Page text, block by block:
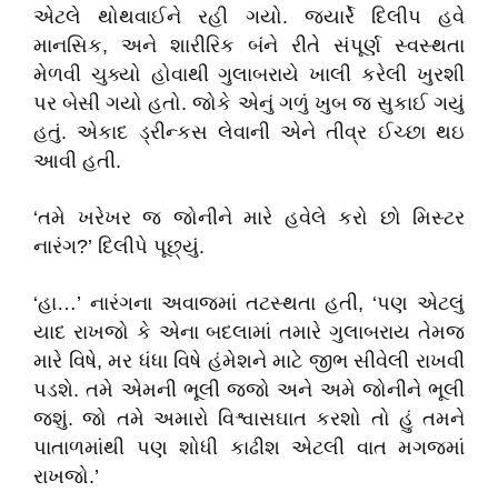
એટલે થોથવાઈને રહી ગયો. જ્યાર્રે દિલીપ હવે
માનસિક, અને શારીરિક બંને રીતે સંપૂર્ણ સ્વસ્થતા
મેળવી ચુક્યો હોવાથી ગુલાબરાયે ખાલી કરેલી ખુરશી
પર બેસી ગયો હતો. જોકે એનું ગળું ખુબ જ સુકાઈ ગયું
હતું. એકાદ ડ્રીન્કસ લેવાની એને તીવ્ર ઈચ્છા થઇ
આવી હતી.
‘તમે ખરેખર જ જોનીને મારે હવેલે કરો છો મિસ્ટર
નારંગ?’ દિલીપે પૂછ્યું.
‘હા…’ નારંગના અવાજમાં તટસ્થતા હતી, ‘પણ એટલું
યાદ રાખજો કે એના બદલામાં તમારે ગુલાબરાય તેમજ
મારે વિષે, મર ધંધા વિષે હંમેશને માટે જીભ સીવેલી રાખવી
પડશે. તમે એમની ભૂલી જજો અને અમે જોનીને ભૂલી
જશું. જો તમે અમારો વિશ્વાસઘાત કરશો તો હું તમને
પાતાળમાંથી પણ શોધી કાઢીશ એટલી વાત મગજમાં
રાખજો.’